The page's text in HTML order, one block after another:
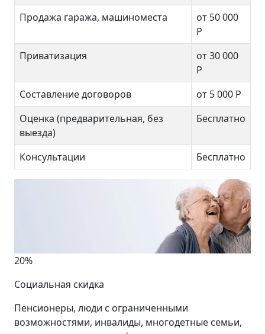
Продажа гаража, машиноместа
от 50 000
Р
Приватизация
от 30 000
Р
Составление договоров
от 5 000 Р
Оценка (предварительная, без
выезда)
Бесплатно
Консультации Бесплатно
20%
Социальная скидка
Пенсионеры, люди с ограниченными
возможностями, инвалиды, многодетные семьи,